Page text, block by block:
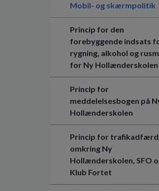
Mobil- og skærmpolitik
Princip for den
forebyggende indsats
rygning, alkohol og
for Ny Hollænderskolen
Princip for
meddelelsesbogen på
Hollænderskolen
Princip for trafikadfærd
omkring Ny
Hollænderskolen, SFO
Klub Fortet